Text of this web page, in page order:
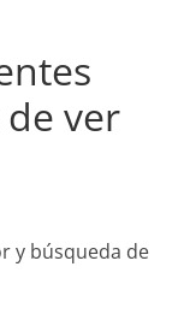
ver
y búsqueda de